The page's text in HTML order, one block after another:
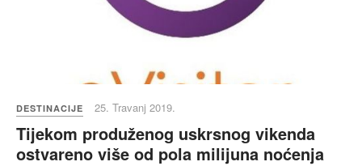
DESTINACIJE 25. Travanj 2019.
Tijekom produženog uskrsnog vikenda
ostvareno više od pola milijuna noćenja